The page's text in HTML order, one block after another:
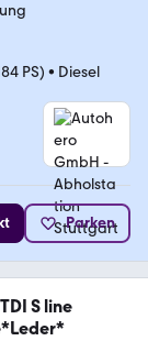
PS) • Diesel
Parken
S line